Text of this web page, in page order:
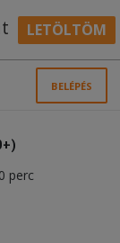
LETÖLTÖM
BELÉPÉS
perc